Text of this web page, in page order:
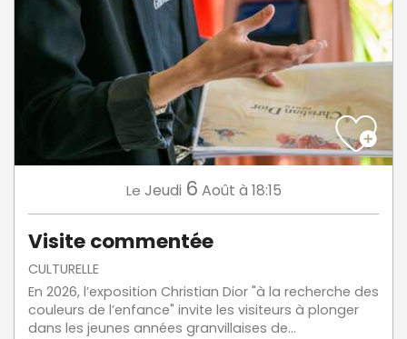
Le Jeudi 6 Août à 18:15
Visite commentée
CULTURELLE
En 2026, l’exposition Christian Dior "à la recherche des
couleurs de l’enfance" invite les visiteurs à plonger
dans les jeunes années granvillaises de...